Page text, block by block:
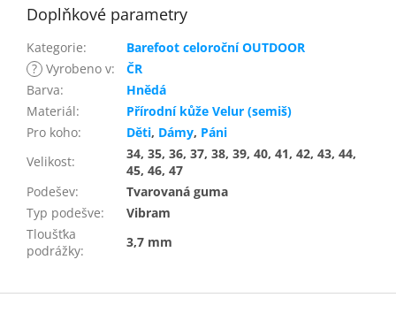
Doplňkové parametry
Kategorie:
Barefoot celoroční OUTDOOR
? Vyrobeno v:
ČR
Barva:
Hnědá
Materiál:
Přírodní kůže Velur (semiš)
Pro koho: Děti, Dámy, Páni
Velikost:
34, 35, 36, 37, 38, 39, 40, 41, 42, 43, 44,
45, 46, 47
Podešev:
Tvarovaná guma
Typ podešve:
Vibram
Tloušťka
podrážky:
3,7 mm
Z